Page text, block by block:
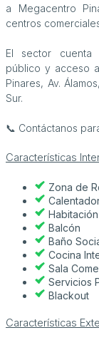
a Megacentro
centros
El sector cuenta
público y acceso
Pinares, Av.
Sur.
📞 Contáctanos
Características
Zona de
Balcón
Baño
Cocina
Sala
Servicios
Blackout
Características